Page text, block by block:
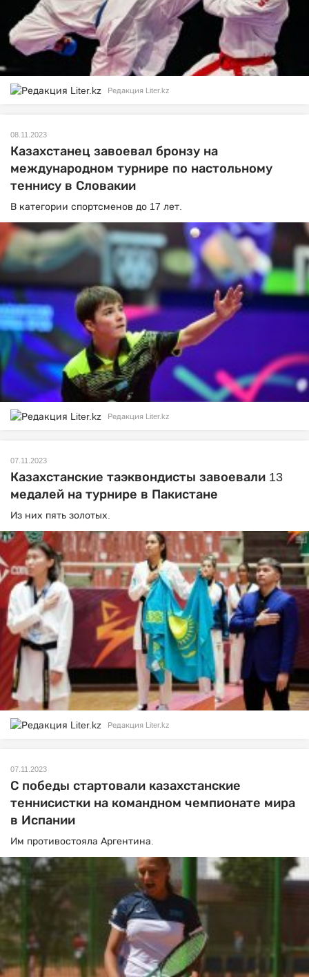
Редакция Liter.kz
08.11.2023
Казахстанец завоевал бронзу на
международном турнире по настольному
теннису в Словакии
В категории спортсменов до 17 лет.
Редакция Liter.kz
07.11.2023
Казахстанские таэквондисты завоевали 13
медалей на турнире в Пакистане
Из них пять золотых.
Редакция Liter.kz
07.11.2023
С победы стартовали казахстанские
теннисистки на командном чемпионате мира
в Испании
Им противостояла Аргентина.